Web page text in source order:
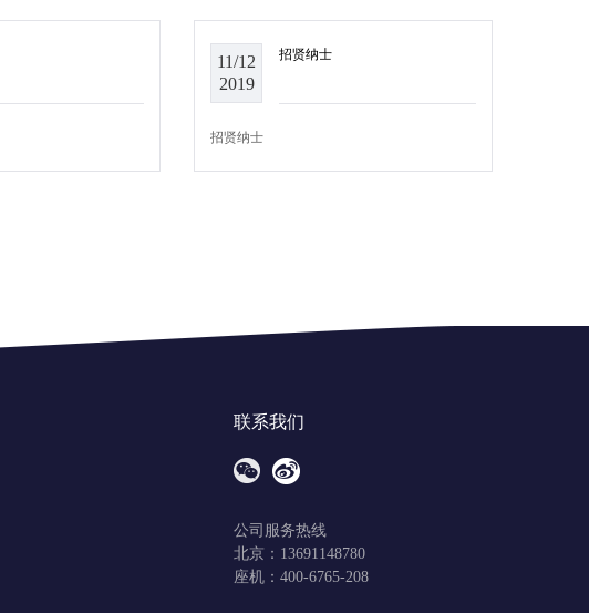
11/12
2019
招贤纳士
招贤纳士
联系我们
公司服务热线
北京：13691148780
座机：400-6765-208